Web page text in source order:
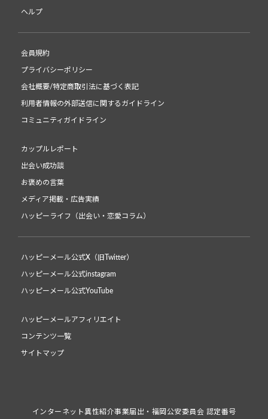
ヘルプ
会員規約
プライバシーポリシー
会社概要/特定商取引法に基づく表記
利用者情報の外部送信に関するガイドライン
コミュニティガイドライン
カップルレポート
出会い成功談
お褒めの言葉
メディア掲載・広告実績
ハッピーライフ（出会い・恋愛コラム）
ハッピーメール公式X（旧Twitter）
ハッピーメール公式instagram
ハッピーメール公式YouTube
ハッピーメールアフィリエイト
コンテンツ一覧
サイトマップ
インターネット異性紹介事業届出・福岡公安委員会 認定番号